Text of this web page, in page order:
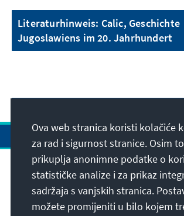
Literaturhinweis: Calic, Geschichte
Jugoslawiens im 20. Jahrhundert
Adresa
Kontakt
Ova web stranica koristi kolačiće
za rad i sigurnost stranice. Osim
prikuplja anonimne podatke o
statističke analize i za prikaz
sadržaja s vanjskih stranica.
možete promijeniti u bilo kojem